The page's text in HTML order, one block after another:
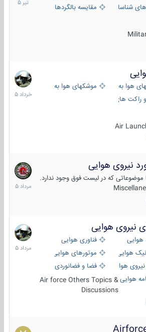
شناسایی
مقایسه بالگردها
هوا به هوا
موشکهای هوا به سطح
راکت های هوایی
Air
نیروی هوایی
موضوعاتی که در لیست فوق وجود ندارد.
نیروی هوایی
هوایی
فناوری هوایی
هوایی
موتورهای هوایی
هوایی
فضا و فضانوردی
هواییAir force Others Topics &
Discussions